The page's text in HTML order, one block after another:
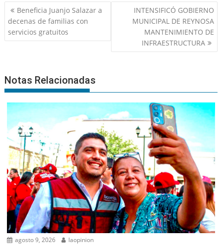
Navegación
de
entradas
Beneficia Juanjo Salazar a
decenas de familias con
servicios gratuitos
INTENSIFICÓ GOBIERNO
MUNICIPAL DE REYNOSA
MANTENIMIENTO DE
INFRAESTRUCTURA
Notas Relacionadas
agosto 9, 2026 laopinion